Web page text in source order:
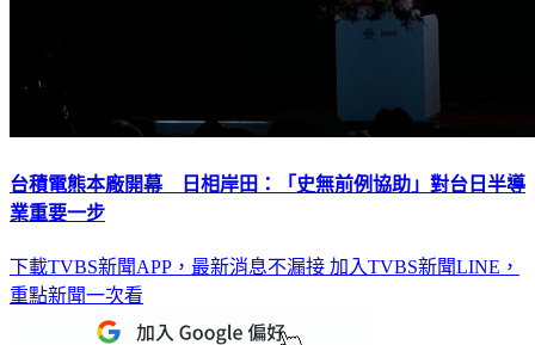
台積電熊本廠開幕 日相岸田：「史無前例協助」對台日半導
業重要一步
下載TVBS新聞APP，最新消息不漏接 加入TVBS新聞LINE，
重點新聞一次看